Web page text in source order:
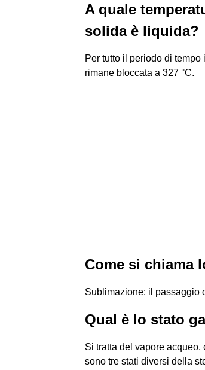
A quale
solida è liquida?
Per tutto il periodo di
rimane bloccata a 327 °C.
Come si chiama
Sublimazione: il passaggio
Qual è lo stato
Si tratta del vapore
sono tre stati diversi della